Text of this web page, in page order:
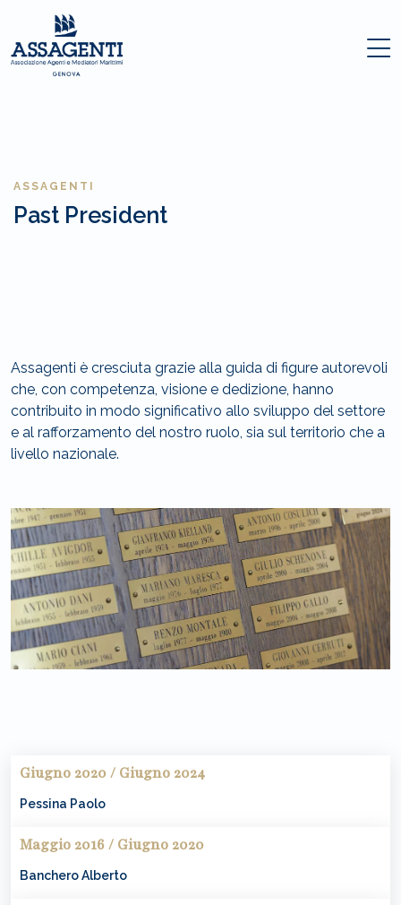
ASSAGENTI
Past President
Assagenti è cresciuta grazie alla guida di figure autorevoli
che, con competenza, visione e dedizione, hanno
contribuito in modo significativo allo sviluppo del settore
e al rafforzamento del nostro ruolo, sia sul territorio che a
livello nazionale.
Giugno 2020 / Giugno 2024
Pessina Paolo
Maggio 2016 / Giugno 2020
BancheroAlberto